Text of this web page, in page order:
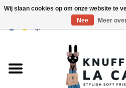
USD
Wij slaan cookies op om onze website te
Nee
Meer